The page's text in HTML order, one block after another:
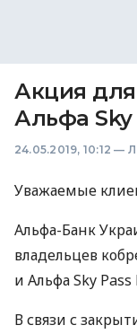
Акция
Альфа Sky
24.05.2019, 10:12 —
Уважаемые
Альфа-Банк
владельцев
и Альфа Sky
В связи с